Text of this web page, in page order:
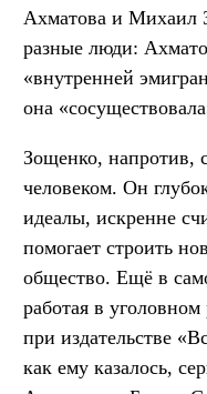
Ахматова и Михаил
разные люди:
«внутренней
она
Зощенко, напротив,
человеком. Он
идеалы, искренне
помогает строить
общество. Ещё в
работая в
при издательстве
как ему казалось,